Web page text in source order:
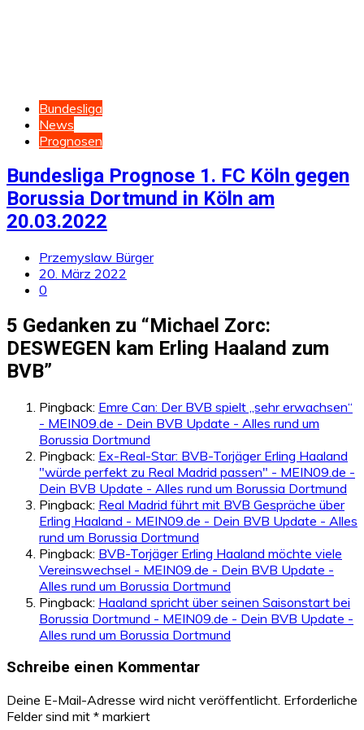
Bundesliga
News
Prognosen
Bundesliga Prognose 1. FC Köln gegen
Borussia Dortmund in Köln am
20.03.2022
Przemyslaw Bürger
20. März 2022
0
5 Gedanken zu “Michael Zorc:
DESWEGEN kam Erling Haaland zum
BVB”
Pingback: Emre Can: Der BVB spielt „sehr erwachsen“
- MEIN09.de - Dein BVB Update - Alles rund um
Borussia Dortmund
Pingback: Ex-Real-Star: BVB-Torjäger Erling Haaland
"würde perfekt zu Real Madrid passen" - MEIN09.de -
Dein BVB Update - Alles rund um Borussia Dortmund
Pingback: Real Madrid führt mit BVB Gespräche über
Erling Haaland - MEIN09.de - Dein BVB Update - Alles
rund um Borussia Dortmund
Pingback: BVB-Torjäger Erling Haaland möchte viele
Vereinswechsel - MEIN09.de - Dein BVB Update -
Alles rund um Borussia Dortmund
Pingback: Haaland spricht über seinen Saisonstart bei
Borussia Dortmund - MEIN09.de - Dein BVB Update -
Alles rund um Borussia Dortmund
Schreibe einen Kommentar
Deine E-Mail-Adresse wird nicht veröffentlicht. Erforderliche
Felder sind mit * markiert